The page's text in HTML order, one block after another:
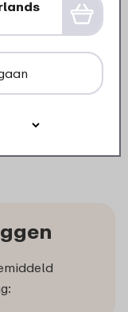
Lumina